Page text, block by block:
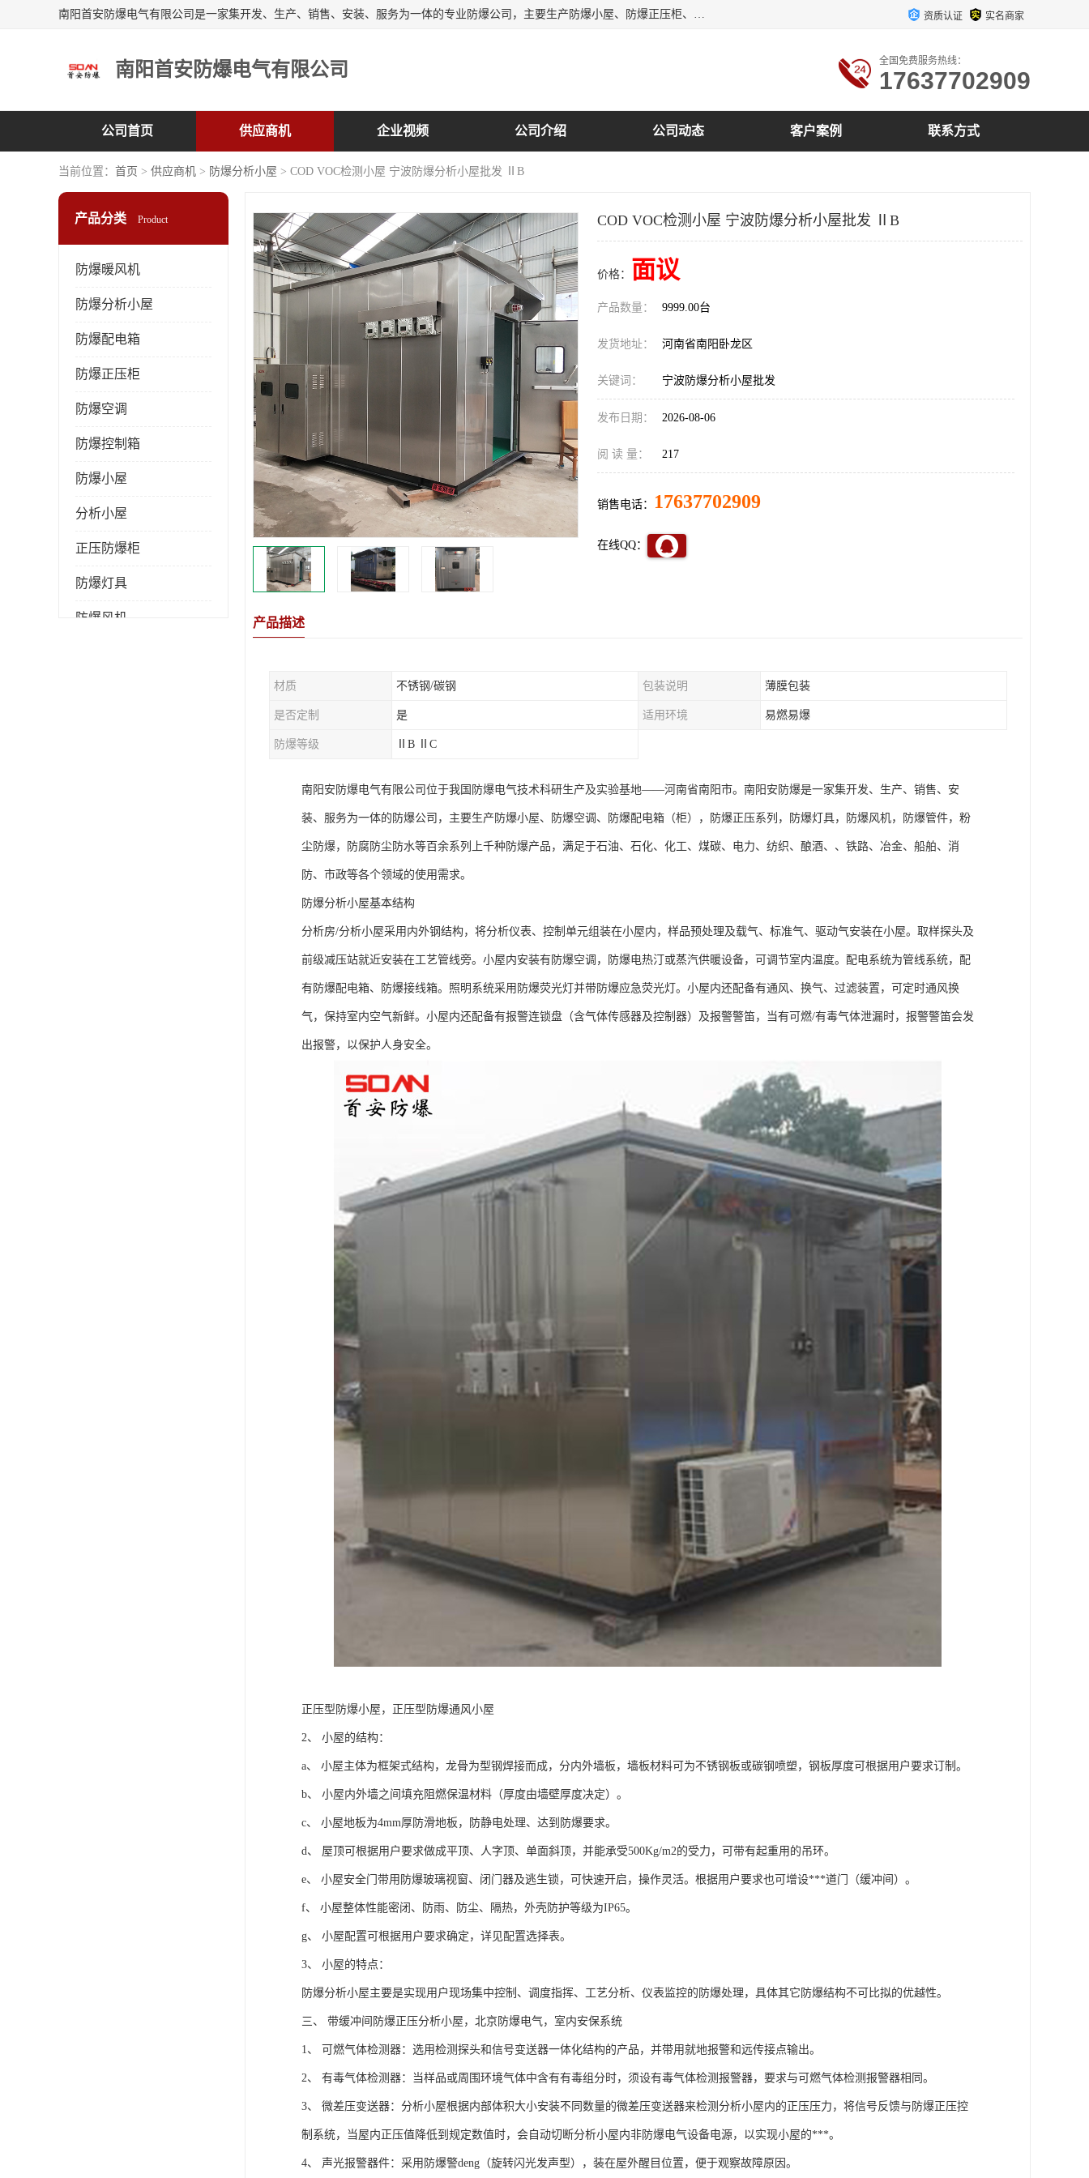
南阳首安防爆电气有限公司是一家集开发、生产、销售、安装、服务为一体的专业防爆公司，主要生产防爆小屋、防爆正压柜、防爆空调、防爆控制箱、防爆配电箱（柜），防爆正压系列，防爆灯具，防爆风机，防爆管件，粉尘防爆，防腐防尘防水等百余系列上千种防爆产品。 资质认证 实名商家
南阳首安防爆电气有限公司 全国免费服务热线：
17637702909
公司首页 供应商机 企业视频 公司介绍 公司动态 客户案例 联系方式
当前位置： 首页 > 供应商机 > 防爆分析小屋 > COD VOC检测小屋 宁波防爆分析小屋批发 ⅡB
产品分类 Product
防爆暖风机
防爆分析小屋
防爆配电箱
防爆正压柜
防爆空调
防爆控制箱
防爆小屋
分析小屋
正压防爆柜
防爆灯具
防爆风机
COD VOC检测小屋 宁波防爆分析小屋批发 ⅡB
价格： 面议
产品数量： 9999.00台
发货地址： 河南省南阳卧龙区
关键词： 宁波防爆分析小屋批发
发布日期： 2026-08-06
阅 读 量： 217
销售电话： 17637702909
在线QQ：
产品描述
材质 不锈钢/碳钢 包装说明 薄膜包装
是否定制 是 适用环境 易燃易爆
防爆等级 ⅡB ⅡC
南阳安防爆电气有限公司位于我国防爆电气技术科研生产及实验基地——河南省南阳市。南阳安防爆是一家集开发、生产、销售、安
装、服务为一体的防爆公司，主要生产防爆小屋、防爆空调、防爆配电箱（柜），防爆正压系列，防爆灯具，防爆风机，防爆管件，粉
尘防爆，防腐防尘防水等百余系列上千种防爆产品，满足于石油、石化、化工、煤碳、电力、纺织、酿酒、、铁路、冶金、船舶、消
防、市政等各个领域的使用需求。
防爆分析小屋基本结构
分析房/分析小屋采用内外钢结构，将分析仪表、控制单元组装在小屋内，样品预处理及载气、标准气、驱动气安装在小屋。取样探头及
前级减压站就近安装在工艺管线旁。小屋内安装有防爆空调，防爆电热汀或蒸汽供暖设备，可调节室内温度。配电系统为管线系统，配
有防爆配电箱、防爆接线箱。照明系统采用防爆荧光灯并带防爆应急荧光灯。小屋内还配备有通风、换气、过滤装置，可定时通风换
气，保持室内空气新鲜。小屋内还配备有报警连锁盘（含气体传感器及控制器）及报警警笛，当有可燃/有毒气体泄漏时，报警警笛会发
出报警，以保护人身安全。
正压型防爆小屋，正压型防爆通风小屋
2、 小屋的结构：
a、 小屋主体为框架式结构，龙骨为型钢焊接而成，分内外墙板，墙板材料可为不锈钢板或碳钢喷塑，钢板厚度可根据用户要求订制。
b、 小屋内外墙之间填充阻燃保温材料（厚度由墙壁厚度决定）。
c、 小屋地板为4mm厚防滑地板，防静电处理、达到防爆要求。
d、 屋顶可根据用户要求做成平顶、人字顶、单面斜顶，并能承受500Kg/m2的受力，可带有起重用的吊环。
e、 小屋安全门带用防爆玻璃视窗、闭门器及逃生锁，可快速开启，操作灵活。根据用户要求也可增设***道门（缓冲间）。
f、 小屋整体性能密闭、防雨、防尘、隔热，外壳防护等级为IP65。
g、 小屋配置可根据用户要求确定，详见配置选择表。
3、 小屋的特点：
防爆分析小屋主要是实现用户现场集中控制、调度指挥、工艺分析、仪表监控的防爆处理，具体其它防爆结构不可比拟的优越性。
三、 带缓冲间防爆正压分析小屋，北京防爆电气，室内安保系统
1、 可燃气体检测器：选用检测探头和信号变送器一体化结构的产品，并带用就地报警和远传接点输出。
2、 有毒气体检测器：当样品或周围环境气体中含有有毒组分时，须设有毒气体检测报警器，要求与可燃气体检测报警器相同。
3、 微差压变送器：分析小屋根据内部体积大小安装不同数量的微差压变送器来检测分析小屋内的正压压力，将信号反馈与防爆正压控
制系统，当屋内正压值降低到规定数值时，会自动切断分析小屋内非防爆电气设备电源，以实现小屋的***。
4、 声光报警器件：采用防爆警deng（旋转闪光发声型），装在屋外醒目位置，便于观察故障原因。